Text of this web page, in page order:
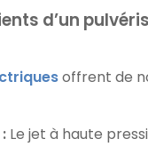
d’un
offrent de
Le jet à haute